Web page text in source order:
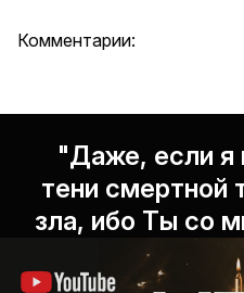
Комментарии:
"Даже, если я
тени смертной
зла, ибо Ты со